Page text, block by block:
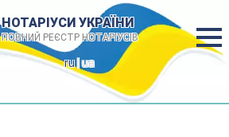
НОТАРІУСИ УКРАЇНИ
ПОВНИЙ РЕЄСТР НОТАРІУСІВ
ru| ua